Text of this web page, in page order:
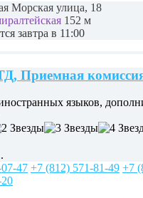
Морская улица, 18
152 м
завтра в 11:00
Приемная
языков,
47 +7 (812) 571-81-49 +7